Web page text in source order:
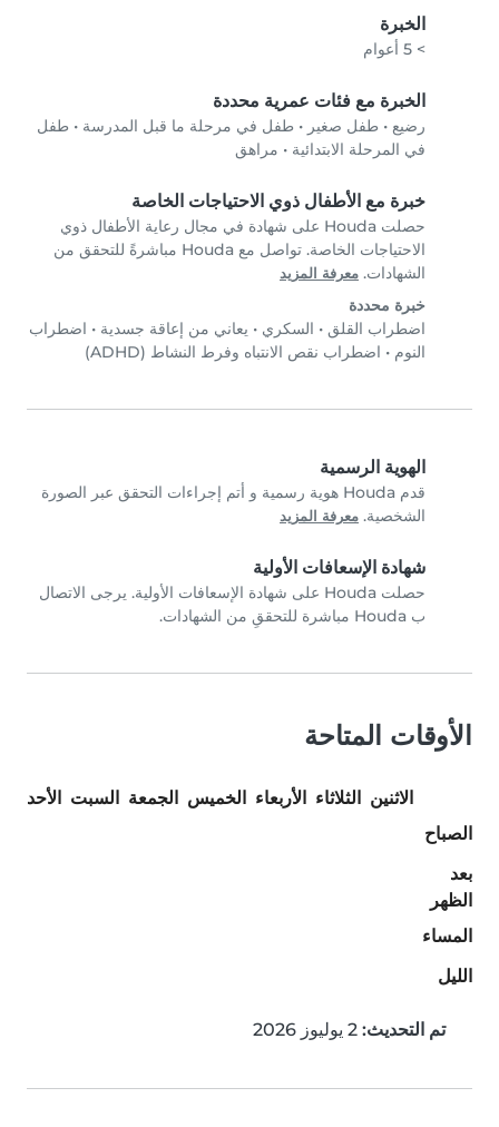
الخبرة
> 5 أعوام
الخبرة مع فئات عمرية محددة
رضيع • طفل صغير • طفل في مرحلة ما قبل المدرسة • طفل
في المرحلة الابتدائية • مراهق
خبرة مع الأطفال ذوي الاحتياجات الخاصة
حصلت Houda على شهادة في مجال رعاية الأطفال ذوي
الاحتياجات الخاصة. تواصل مع Houda مباشرةً للتحقق من
الشهادات. معرفة المزيد
خبرة محددة
اضطراب القلق • السكري • يعاني من إعاقة جسدية • اضطراب
النوم • اضطراب نقص الانتباه وفرط النشاط (ADHD)
الهوية الرسمية
قدم Houda هوية رسمية و أتم إجراءات التحقق عبر الصورة
الشخصية. معرفة المزيد
شهادة الإسعافات الأولية
حصلت Houda على شهادة الإسعافات الأولية. يرجى الاتصال
ب Houda مباشرة للتحققِ من الشهادات.
الأوقات المتاحة
الاثنين الثلاثاء الأربعاء الخميس الجمعة السبت
الأحد
الصباح
بعد
الظهر
المساء
الليل
تم التحديث: